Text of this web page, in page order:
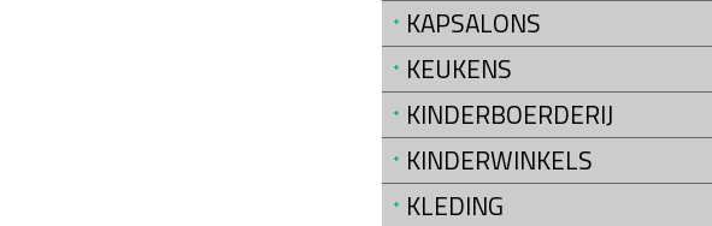
KAPSALONS
KEUKENS
KINDERBOERDERIJ
KINDERWINKELS
KLEDING